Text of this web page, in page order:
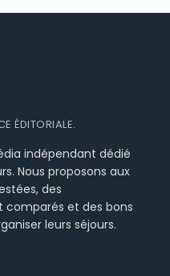
ÉDITORIALE.
indépendant dédié
Nous proposons aux
des
et des bons
leurs séjours.